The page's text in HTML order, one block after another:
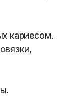
кариесом.